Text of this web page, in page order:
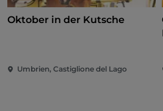
Oktober in der Kutsche
Umbrien, Castiglione del Lago